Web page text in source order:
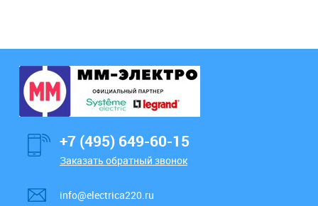
+7 (495) 649-60-15
Заказать обратный звонок
info@electrica220.ru